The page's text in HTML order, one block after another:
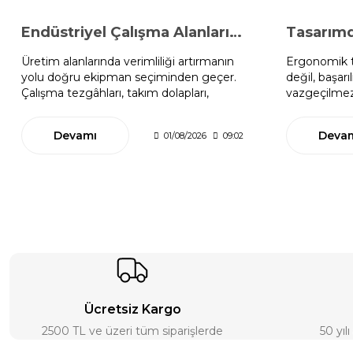
Endüstriyel Çalışma Alanları Rehberi
Üretim alanlarında verimliliği artırmanın
yolu doğru ekipman seçiminden geçer.
Çalışma tezgâhları, takım dolapları,
düzenli, güvenli ve ergonomik çalışma
Devamı 01/08/2026 09:02
Ergonomik
değil,
verimliliğini
Ücretsiz Kargo
2500 TL ve üzeri tüm siparişlerde 50